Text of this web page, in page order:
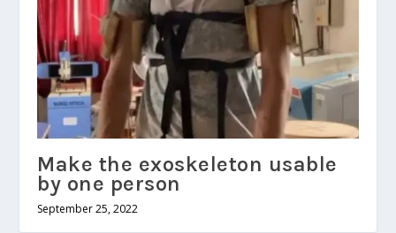
Make the exoskeleton usable
by one person
September 25, 2022